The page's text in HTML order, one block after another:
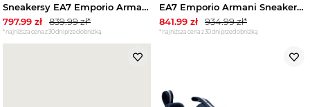
Sneakersy EA7 Emporio Armani 7X000337 AF18613 MZ185 Czarny
797.99 zł 839.99zł*
*najniższa cena z 30 dni przed obniżką
EA7 Emporio Armani Sneakersy X8X248 XK445 MZ867 Biały
841.99 zł 934.99zł*
*najniższa cena z 30 dni przed obniżką